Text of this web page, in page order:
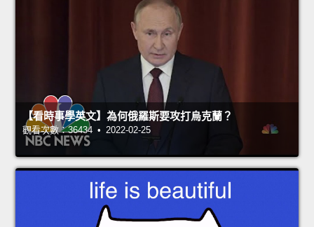
【看時事學英文】為何俄羅斯要攻打烏克蘭？
觀看次數：36434 • 2022-02-25